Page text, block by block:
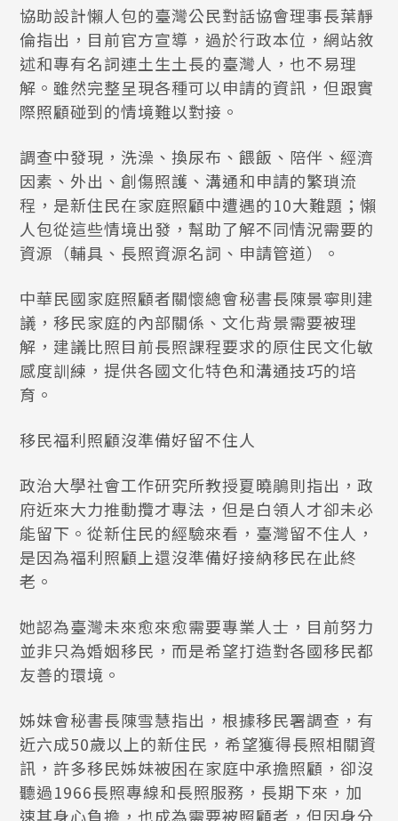
協助設計懶人包的臺灣公民對話協會理事長葉靜
倫指出，目前官方宣導，過於行政本位，網站敘
述和專有名詞連土生土長的臺灣人，也不易理
解。雖然完整呈現各種可以申請的資訊，但跟實
際照顧碰到的情境難以對接。
調查中發現，洗澡、換尿布、餵飯、陪伴、經濟
因素、外出、創傷照護、溝通和申請的繁瑣流
程，是新住民在家庭照顧中遭遇的10大難題；懶
人包從這些情境出發，幫助了解不同情況需要的
資源（輔具、長照資源名詞、申請管道）。
中華民國家庭照顧者關懷總會秘書長陳景寧則建
議，移民家庭的內部關係、文化背景需要被理
解，建議比照目前長照課程要求的原住民文化敏
感度訓練，提供各國文化特色和溝通技巧的培
育。
移民福利照顧沒準備好留不住人
政治大學社會工作研究所教授夏曉鵑則指出，政
府近來大力推動攬才專法，但是白領人才卻未必
能留下。從新住民的經驗來看，臺灣留不住人，
是因為福利照顧上還沒準備好接納移民在此終
老。
她認為臺灣未來愈來愈需要專業人士，目前努力
並非只為婚姻移民，而是希望打造對各國移民都
友善的環境。
姊妹會秘書長陳雪慧指出，根據移民署調查，有
近六成50歲以上的新住民，希望獲得長照相關資
訊，許多移民姊妹被困在家庭中承擔照顧，卻沒
聽過1966長照專線和長照服務，長期下來，加
速其身心負擔，也成為需要被照顧者，但因身分